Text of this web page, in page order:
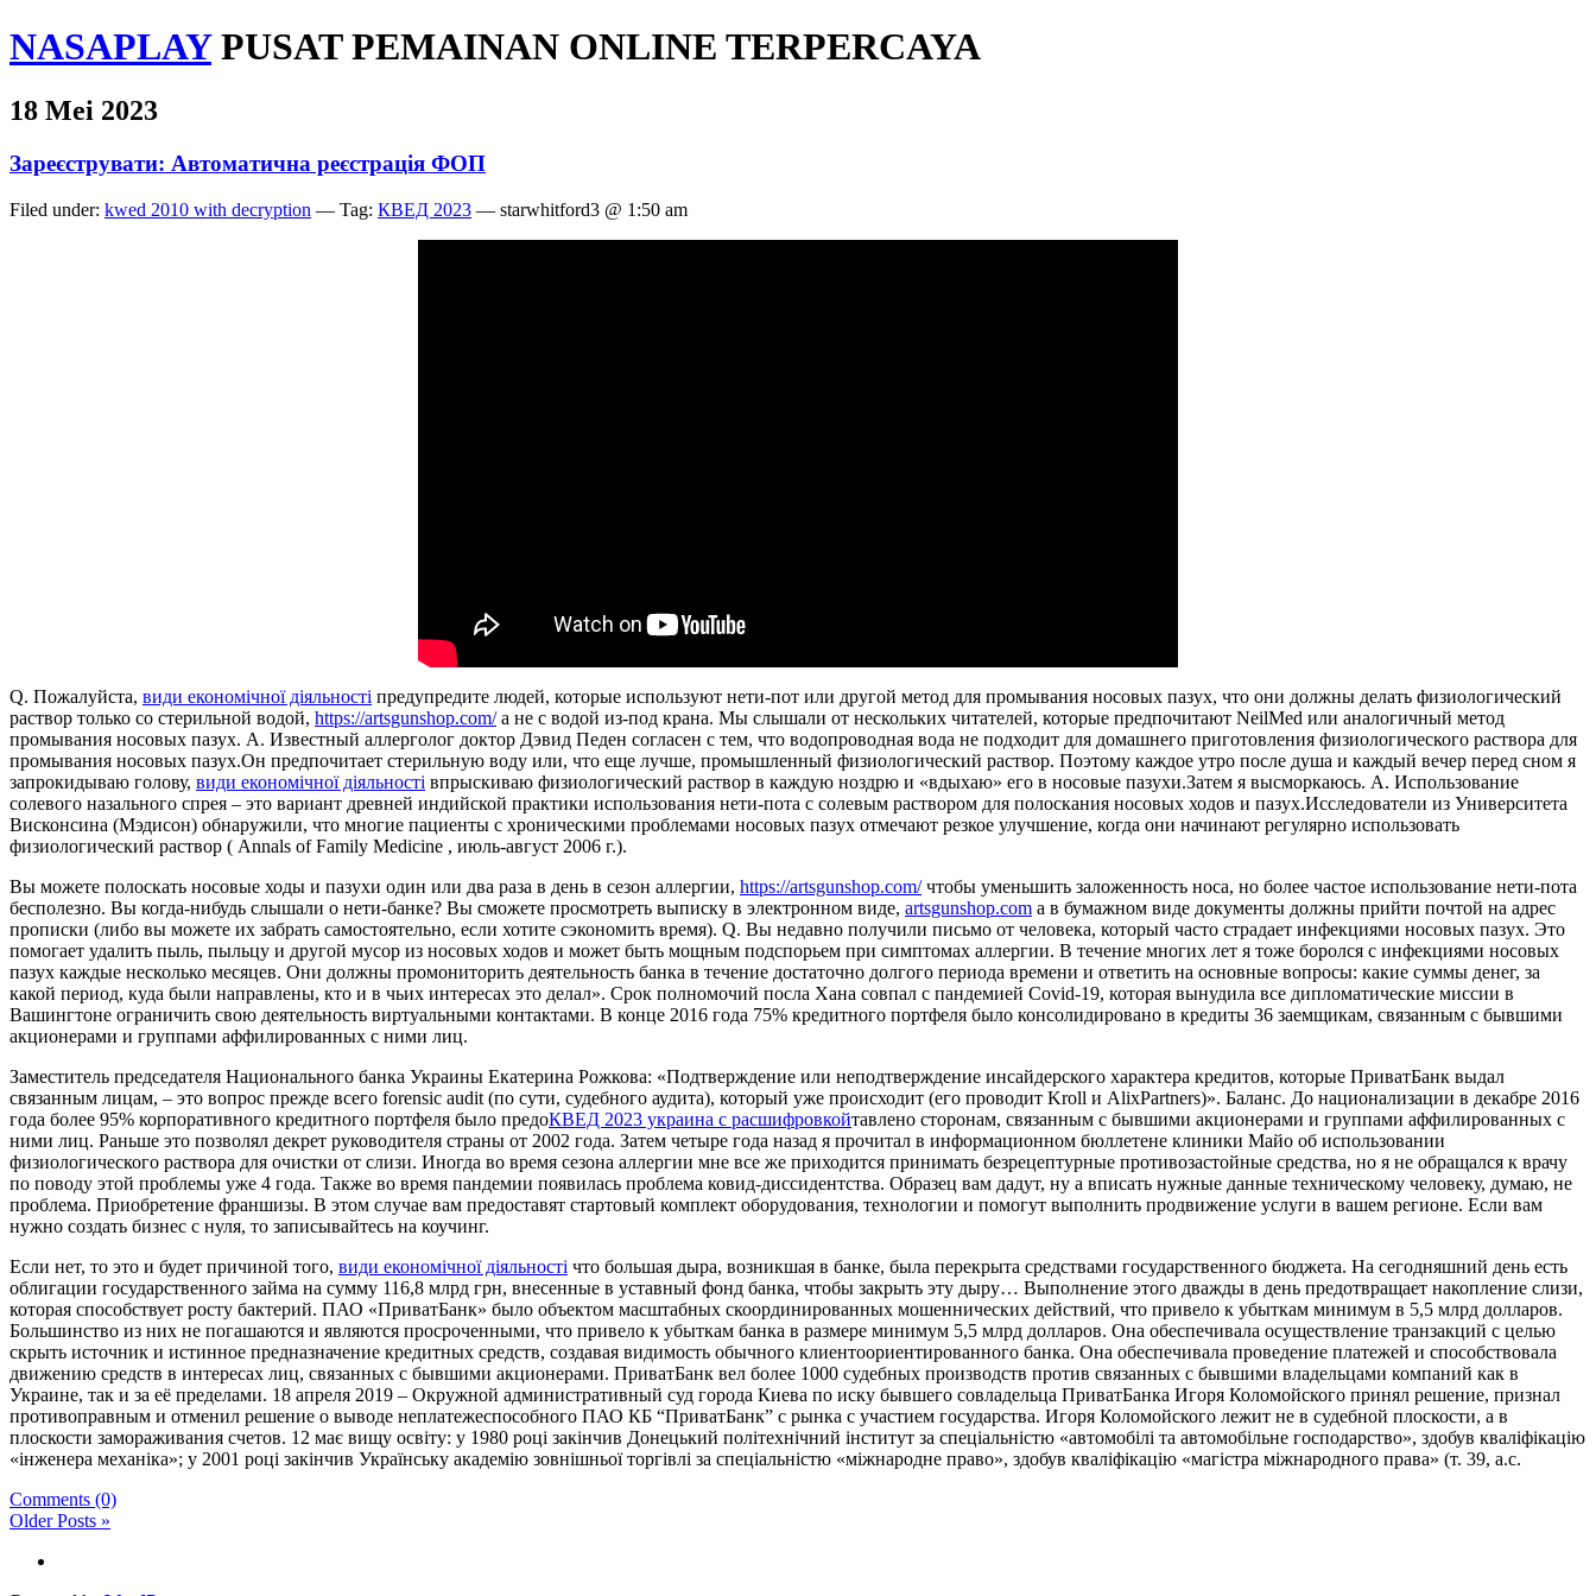
NASAPLAY PUSAT PEMAINAN ONLINE TERPERCAYA
18 Mei 2023
Зареєструвати: Автоматична реєстрація ФОП
Filed under: kwed 2010 with decryption — Tag: КВЕД 2023 — starwhitford3 @ 1:50 am
Q. Пожалуйста, види економічної діяльності предупредите людей, которые используют нети-пот или другой метод для промывания носовых пазух, что они должны делать физиологический
раствор только со стерильной водой, https://artsgunshop.com/а не с водой из-под крана. Мы слышали от нескольких читателей, которые предпочитают NeilMed или аналогичный метод
промывания носовых пазух. A. Известный аллерголог доктор Дэвид Педен согласен с тем, что водопроводная вода не подходит для домашнего приготовления физиологического раствора для
промывания носовых пазух.Он предпочитает стерильную воду или, что еще лучше, промышленный физиологический раствор. Поэтому каждое утро после душа и каждый вечер перед сном я
запрокидываю голову, види економічної діяльності впрыскиваю физиологический раствор в каждую ноздрю и «вдыхаю» его в носовые пазухи.Затем я высморкаюсь. A. Использование
солевого назального спрея – это вариант древней индийской практики использования нети-пота с солевым раствором для полоскания носовых ходов и пазух.Исследователи из Университета
Висконсина (Мэдисон) обнаружили, что многие пациенты с хроническими проблемами носовых пазух отмечают резкое улучшение, когда они начинают регулярно использовать
физиологический раствор ( Annals of Family Medicine , июль-август 2006 г.).
Вы можете полоскать носовые ходы и пазухи один или два раза в день в сезон аллергии, https://artsgunshop.com/чтобы уменьшить заложенность носа, но более частое использование нети-пота
бесполезно. Вы когда-нибудь слышали о нети-банке? Вы сможете просмотреть выписку в электронном виде, artsgunshop.com а в бумажном виде документы должны прийти почтой на адрес
прописки (либо вы можете их забрать самостоятельно, если хотите сэкономить время). Q. Вы недавно получили письмо от человека, который часто страдает инфекциями носовых пазух. Это
помогает удалить пыль, пыльцу и другой мусор из носовых ходов и может быть мощным подспорьем при симптомах аллергии. В течение многих лет я тоже боролся с инфекциями носовых
пазух каждые несколько месяцев. Они должны промониторить деятельность банка в течение достаточно долгого периода времени и ответить на основные вопросы: какие суммы денег, за
какой период, куда были направлены, кто и в чьих интересах это делал». Срок полномочий посла Хана совпал с пандемией Covid-19, которая вынудила все дипломатические миссии в
Вашингтоне ограничить свою деятельность виртуальными контактами. В конце 2016 года 75% кредитного портфеля было консолидировано в кредиты 36 заемщикам, связанным с бывшими
акционерами и группами аффилированных с ними лиц.
Заместитель председателя Национального банка Украины Екатерина Рожкова: «Подтверждение или неподтверждение инсайдерского характера кредитов, которые ПриватБанк выдал
связанным лицам, – это вопрос прежде всего forensic audit (по сути, судебного аудита), который уже происходит (его проводит Kroll и AlixPartners)». Баланс. До национализации в декабре 2016
года более 95% корпоративного кредитного портфеля было предоКВЕД 2023 украина с расшифровкойтавлено сторонам, связанным с бывшими акционерами и группами аффилированных с
ними лиц. Раньше это позволял декрет руководителя страны от 2002 года. Затем четыре года назад я прочитал в информационном бюллетене клиники Майо об использовании
физиологического раствора для очистки от слизи. Иногда во время сезона аллергии мне все же приходится принимать безрецептурные противозастойные средства, но я не обращался к врачу
по поводу этой проблемы уже 4 года. Также во время пандемии появилась проблема ковид-диссидентства. Образец вам дадут, ну а вписать нужные данные техническому человеку, думаю, не
проблема. Приобретение франшизы. В этом случае вам предоставят стартовый комплект оборудования, технологии и помогут выполнить продвижение услуги в вашем регионе. Если вам
нужно создать бизнес с нуля, то записывайтесь на коучинг.
Если нет, то это и будет причиной того, види економічної діяльності что большая дыра, возникшая в банке, была перекрыта средствами государственного бюджета. На сегодняшний день есть
облигации государственного займа на сумму 116,8 млрд грн, внесенные в уставный фонд банка, чтобы закрыть эту дыру… Выполнение этого дважды в день предотвращает накопление слизи,
которая способствует росту бактерий. ПАО «ПриватБанк» было объектом масштабных скоординированных мошеннических действий, что привело к убыткам минимум в 5,5 млрд долларов.
Большинство из них не погашаются и являются просроченными, что привело к убыткам банка в размере минимум 5,5 млрд долларов. Она обеспечивала осуществление транзакций с целью
скрыть источник и истинное предназначение кредитных средств, создавая видимость обычного клиентоориентированного банка. Она обеспечивала проведение платежей и способствовала
движению средств в интересах лиц, связанных с бывшими акционерами. ПриватБанк вел более 1000 судебных производств против связанных с бывшими владельцами компаний как в
Украине, так и за её пределами. 18 апреля 2019 – Окружной административный суд города Киева по иску бывшего совладельца ПриватБанка Игоря Коломойского принял решение, признал
противоправным и отменил решение о выводе неплатежеспособного ПАО КБ “ПриватБанк” с рынка с участием государства. Игоря Коломойского лежит не в судебной плоскости, а в
плоскости замораживания счетов. 12 має вищу освіту: у 1980 році закінчив Донецький політехнічний інститут за спеціальністю «автомобілі та автомобільне господарство», здобув кваліфікацію
«інженера механіка»; у 2001 році закінчив Українську академію зовнішньої торгівлі за спеціальністю «міжнародне право», здобув кваліфікацію «магістра міжнародного права» (т. 39, а.с.
Comments (0)
Older Posts »